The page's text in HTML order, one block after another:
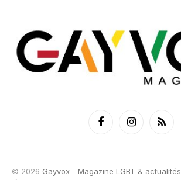
FacebookInstagramRSS
© 2026 Gayvox - Magazine LGBT & actualités